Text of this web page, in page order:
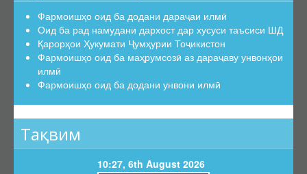
Фармоишҳо оид ба додани дараҷаи илмӣ
Оид ба рад намудани дархост дар хусуси таъсиси ШД
Қарорҳои Ҳукумати Ҷумҳурии Тоҷикистон
Фармоишҳо оид ба маҳрумсозӣ аз дараҷаву унвонҳои
илмӣ
Фармоишҳо оид ба додани унвони илмӣ
Тақвим
10:27, 6th August 2026